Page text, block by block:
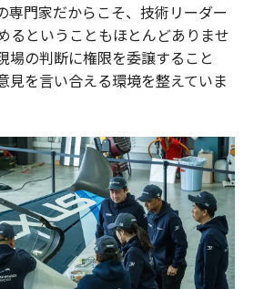
専門家だからこそ、技術リーダー
るということもほとんどありませ
場の判断に権限を委譲すること
見を言い合える環境を整えていま